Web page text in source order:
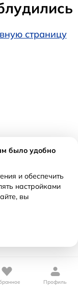
страницу
Профиль
было удобно
и обеспечить
настройками
вы